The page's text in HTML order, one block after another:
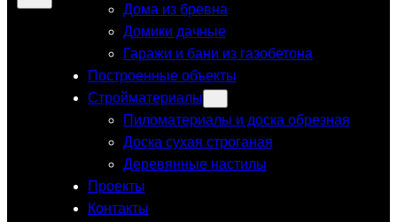
Дома из бревна
Домики дачные
Гаражи и бани из газобетона
Построенные объекты
Стройматериалы
Пиломатериалы и доска обрезная
Доска сухая строганая
Деревянные настилы
Проекты
Контакты